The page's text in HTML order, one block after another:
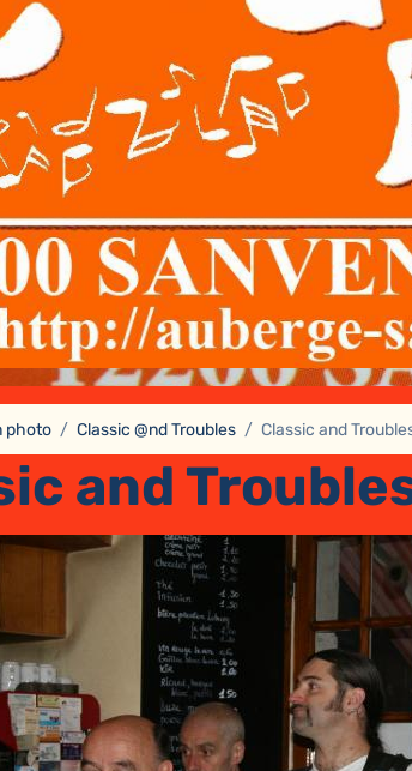
photo Classic @nd Troubles Classic and
and